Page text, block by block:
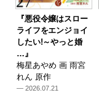
『悪役令嬢はスロー
ライフをエンジョイ
したい!～やっと婚
…』
梅星あやめ 画 雨宮
れん 原作
— 2026.07.21